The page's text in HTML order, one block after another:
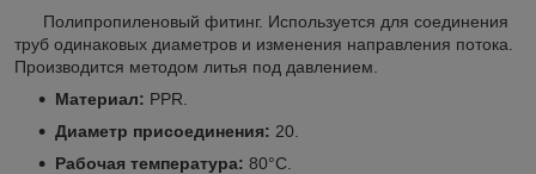
Полипропиленовый фитинг. Используется для соединения
труб одинаковых диаметров и изменения направления потока.
Производится методом литья под давлением.
Материал: PPR.
Диаметр присоединения: 20.
Рабочая температура: 80°С.